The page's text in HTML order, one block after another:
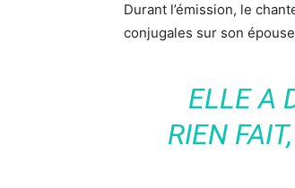
Durant l’émission, le
conjugales sur son
ELLE A
RIEN